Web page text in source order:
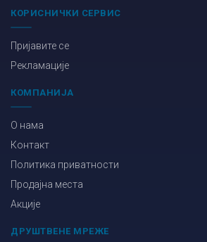
КОРИСНИЧКИ СЕРВИС
Пријавите се
Рекламације
КОМПАНИЈА
О нама
Контакт
Политика приватности
Продајна места
Акције
ДРУШТВЕНЕ МРЕЖЕ